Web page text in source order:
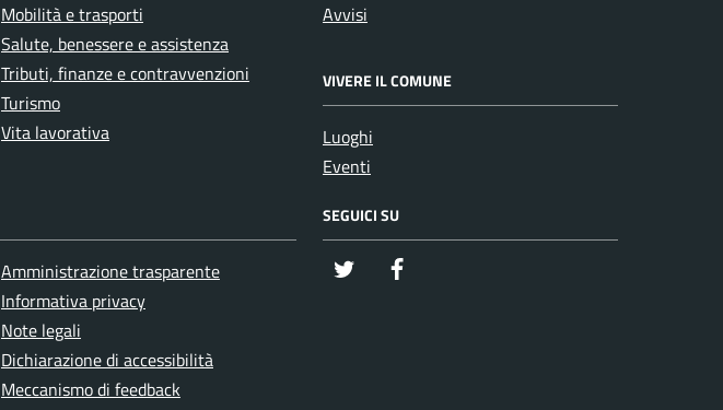
Mobilità e trasporti
Salute, benessere e assistenza
Tributi, finanze e contravvenzioni
Turismo
Vita lavorativa
Avvisi
VIVERE IL COMUNE
Luoghi
Eventi
Amministrazione trasparente
Informativa privacy
Note legali
Dichiarazione di accessibilità
Meccanismo di feedback
SEGUICI SU
twitter